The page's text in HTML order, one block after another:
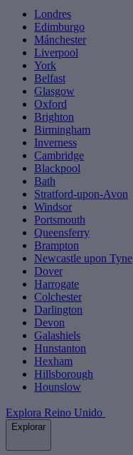
Londres
Edimburgo
Mánchester
Liverpool
York
Belfast
Glasgow
Oxford
Brighton
Birmingham
Inverness
Cambridge
Blackpool
Bath
Stratford-upon-Avon
Windsor
Portsmouth
Queensferry
Brampton
Newcastle upon Tyne
Dover
Harrogate
Colchester
Darlington
Devon
Galashiels
Hunstanton
Hexham
Hillsborough
Hounslow
Explora Reino Unido
Explorar